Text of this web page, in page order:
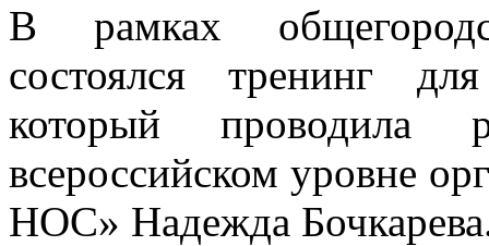
В рамках
состоялся тренинг
который проводила
всероссийском уровне
НОС» Надежда